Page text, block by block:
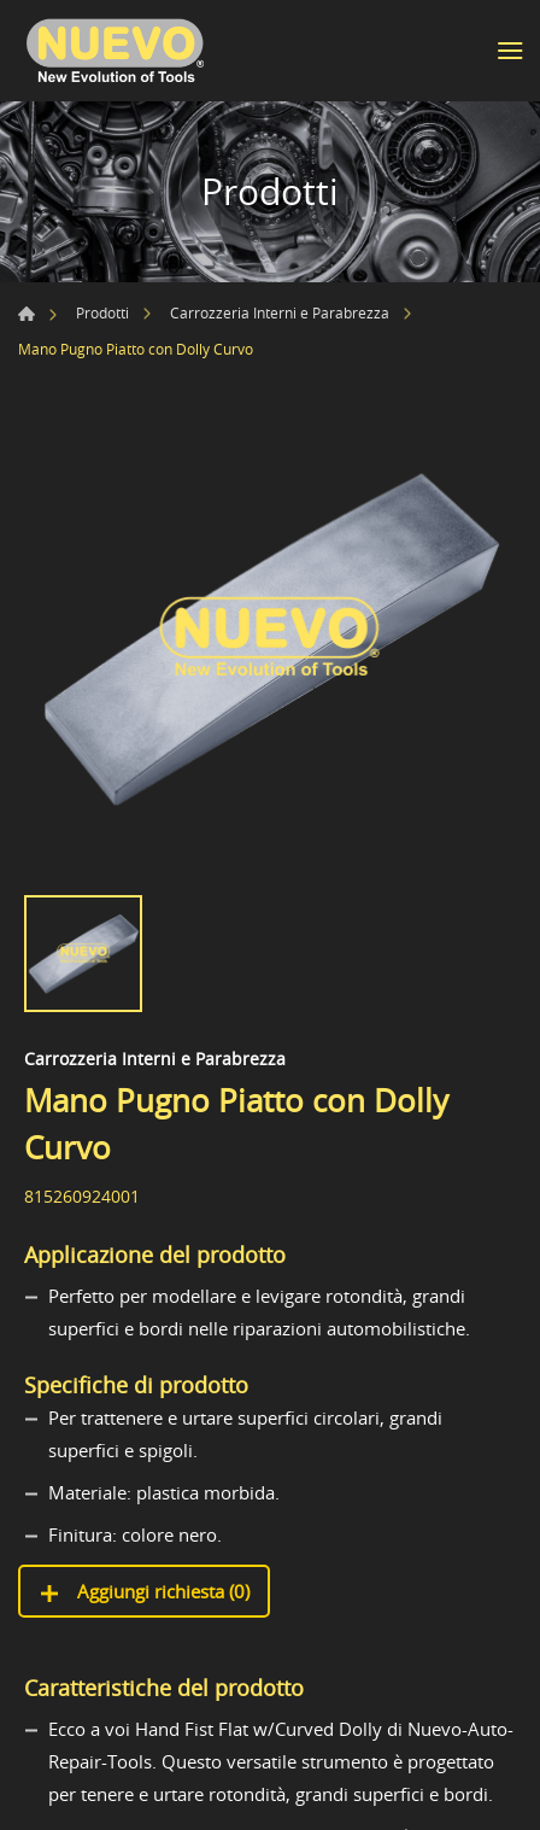
Prodotti
Prodotti
Carrozzeria Interni e Parabrezza
Mano Pugno Piatto con Dolly Curvo
Carrozzeria Interni e Parabrezza
Mano Pugno Piatto con Dolly
Curvo
815260924001
Applicazione del prodotto
Perfetto per modellare e levigare rotondità, grandi
superfici e bordi nelle riparazioni automobilistiche.
Specifiche di prodotto
Per trattenere e urtare superfici circolari, grandi
superfici e spigoli.
Materiale: plastica morbida.
Finitura: colore nero.
Aggiungi richiesta (0)
Caratteristiche del prodotto
Ecco a voi Hand Fist Flat w/Curved Dolly di Nuevo-Auto-
Repair-Tools. Questo versatile strumento è progettato
per tenere e urtare rotondità, grandi superfici e bordi.